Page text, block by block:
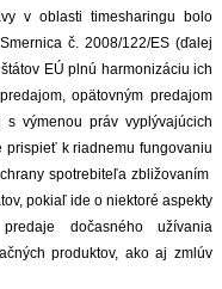
v oblasti timesharingu bolo
č. 2008/122/ES (ďalej
EÚ plnú harmonizáciu ich
opätovným predajom
výmenou práv vyplývajúcich
prispieť k riadnemu fungovaniu
spotrebiteľa zbližovaním
pokiaľ ide o niektoré aspekty
dočasného užívania
produktov, ako aj zmlúv